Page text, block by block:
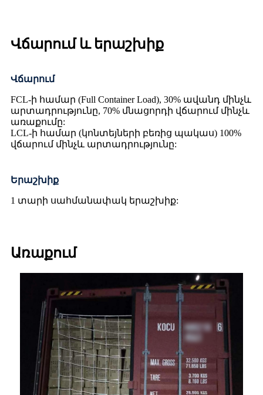
Վճարում և երաշխիք
Վճարում
FCL-ի համար (Full Container Load), 30% ավանդ մինչև
արտադրությունը, 70% մնացորդի վճարում մինչև
առաքումը:
LCL-ի համար (կոնտեյների բեռից պակաս) 100%
վճարում մինչև արտադրությունը:
Երաշխիք
1 տարի սահմանափակ երաշխիք:
Առաքում